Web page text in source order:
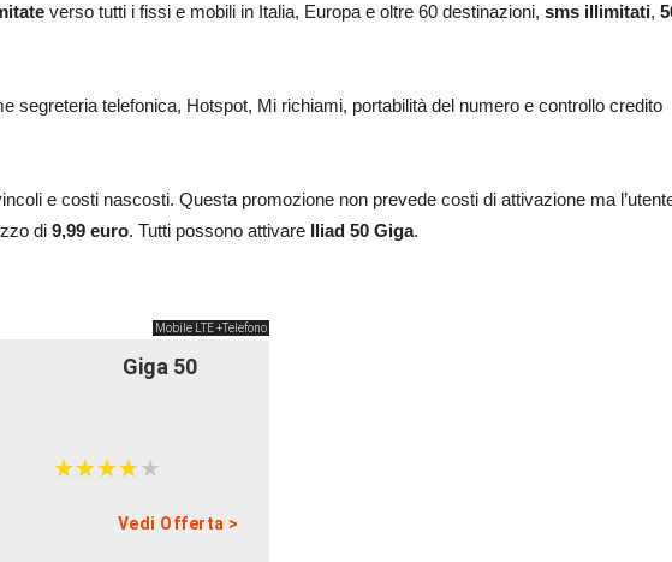
verso tutti i fissi e mobili in Italia, Europa e oltre 60 destinazioni, sms illimitati,
segreteria telefonica, Hotspot, Mi richiami, portabilità del numero e controllo credito
e costi nascosti. Questa promozione non prevede costi di attivazione ma
di 9,99 euro. Tutti possono attivare Iliad 50 Giga.
Mobile LTE +Telefono
Giga 50
★★★★★
★★★★★
Vedi Offerta >